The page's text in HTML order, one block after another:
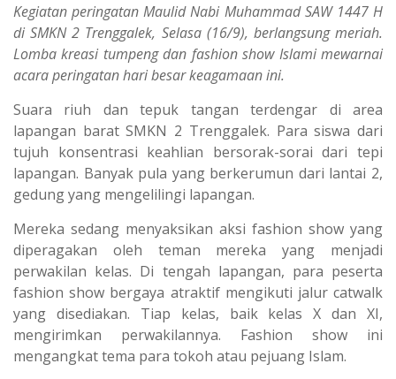
Kegiatan peringatan Maulid Nabi Muhammad SAW 1447 H
di SMKN 2 Trenggalek, Selasa (16/9), berlangsung meriah.
Lomba kreasi tumpeng dan fashion show Islami mewarnai
acara peringatan hari besar keagamaan ini.
Suara riuh dan tepuk tangan terdengar di area
lapangan barat SMKN 2 Trenggalek. Para siswa dari
tujuh konsentrasi keahlian bersorak-sorai dari tepi
lapangan. Banyak pula yang berkerumun dari lantai 2,
gedung yang mengelilingi lapangan.
Mereka sedang menyaksikan aksi fashion show yang
diperagakan oleh teman mereka yang menjadi
perwakilan kelas. Di tengah lapangan, para peserta
fashion show bergaya atraktif mengikuti jalur catwalk
yang disediakan. Tiap kelas, baik kelas X dan XI,
mengirimkan perwakilannya. Fashion show ini
mengangkat tema para tokoh atau pejuang Islam.